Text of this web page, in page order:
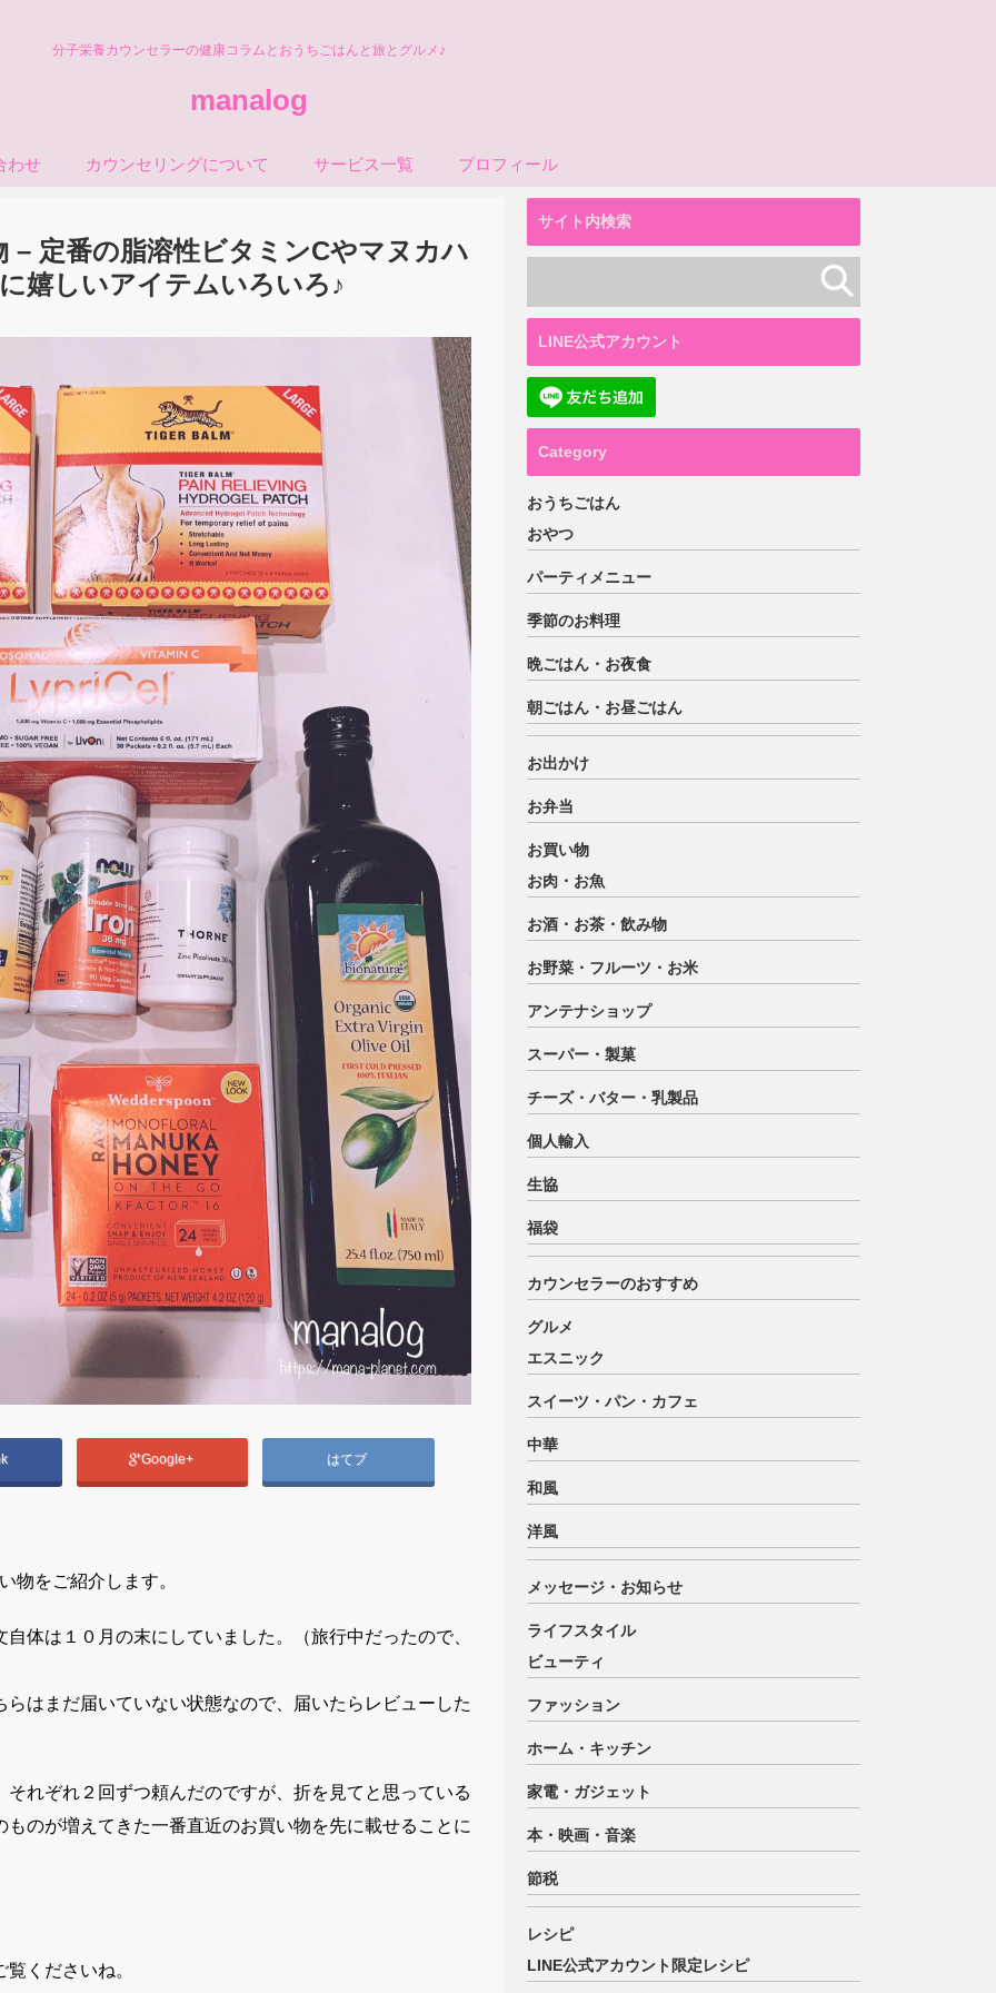
分子栄養カウンセラーの健康コラムとおうちごはんと旅とグルメ♪
manalog
わせ カウンセリングについて サービス一覧 プロフィール
– 定番の脂溶性ビタミンCやマヌカハ
嬉しいアイテムいろいろ♪
Google+ はてブ
物をご紹介します。
体は１０月の末にしていました。（旅行中だったので、
はまだ届いていない状態なので、届いたらレビューした
れぞれ２回ずつ頼んだのですが、折を見てと思っている
のが増えてきた一番直近のお買い物を先に載せることに
くださいね。
サイト内検索
LINE公式アカウント
Category
おうちごはん
おやつ
パーティメニュー
季節のお料理
晩ごはん・お夜食
朝ごはん・お昼ごはん
お出かけ
お弁当
お買い物
お肉・お魚
お酒・お茶・飲み物
お野菜・フルーツ・お米
アンテナショップ
スーパー・製菓
チーズ・バター・乳製品
個人輸入
生協
福袋
カウンセラーのおすすめ
グルメ
エスニック
スイーツ・パン・カフェ
中華
和風
洋風
メッセージ・お知らせ
ライフスタイル
ビューティ
ファッション
ホーム・キッチン
家電・ガジェット
本・映画・音楽
節税
レシピ
LINE公式アカウント限定レシピ